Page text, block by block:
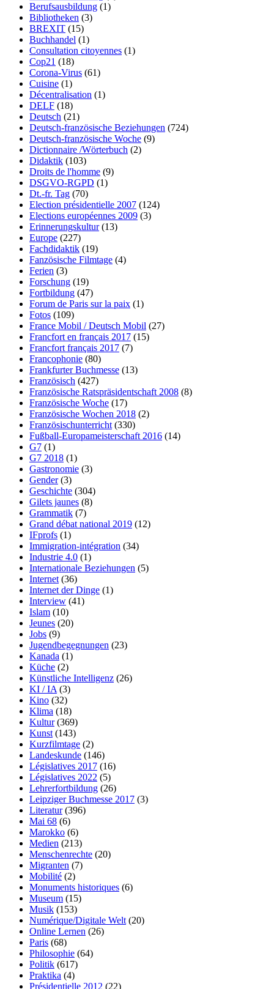
Berufsausbildung (1)
Bibliotheken (3)
BREXIT (15)
Buchhandel (1)
Consultation citoyennes (1)
Cop21 (18)
Corona-Virus (61)
Cuisine (1)
Décentralisation (1)
DELF (18)
Deutsch (21)
Deutsch-französische Beziehungen (724)
Deutsch-französische Woche (9)
Dictionnaire /Wörterbuch (2)
Didaktik (103)
Droits de l'homme (9)
DSGVO-RGPD (1)
Dt.-fr. Tag (70)
Election présidentielle 2007 (124)
Elections européennes 2009 (3)
Erinnerungskultur(13)
Europe (227)
Fachdidaktik (19)
Fanzösische Filmtage (4)
Ferien (3)
Forschung (19)
Fortbildung (47)
Forum de Paris sur la paix (1)
Fotos (109)
France Mobil / Deutsch Mobil (27)
Francfort en français 2017 (15)
Francfort français 2017 (7)
Francophonie (80)
Frankfurter Buchmesse (13)
Französisch (427)
Französische Ratspräsidentschaft 2008 (8)
Französische Woche (17)
Französische Wochen 2018 (2)
Französischunterricht (330)
Fußball-Europameisterschaft 2016 (14)
G7 (1)
G7 2018 (1)
Gastronomie (3)
Gender(3)
Geschichte (304)
Gilets jaunes (8)
Grammatik (7)
Grand débat national 2019 (12)
IFprofs (1)
Immigration-intégration (34)
Industrie 4.0 (1)
Internationale Beziehungen (5)
Internet (36)
Internet der Dinge (1)
Interview (41)
Islam (10)
Jeunes (20)
Jobs (9)
Jugendbegegnungen (23)
Kanada (1)
Küche (2)
Künstliche Intelligenz (26)
KI / IA (3)
Kino (32)
Klima (18)
Kultur(369)
Kunst (143)
Kurzfilmtage (2)
Landeskunde (146)
Législatives 2017 (16)
Législatives 2022 (5)
Lehrerfortbildung (26)
Leipziger Buchmesse 2017 (3)
Literatur(396)
Mai 68 (6)
Marokko (6)
Medien (213)
Menschenrechte (20)
Migranten (7)
Mobilité (2)
Monuments historiques (6)
Museum (15)
Musik (153)
Numérique/Digitale Welt (20)
Online Lernen (26)
Paris (68)
Philosophie (64)
Politik (617)
Praktika (4)
Présidentielle 2012 (22)